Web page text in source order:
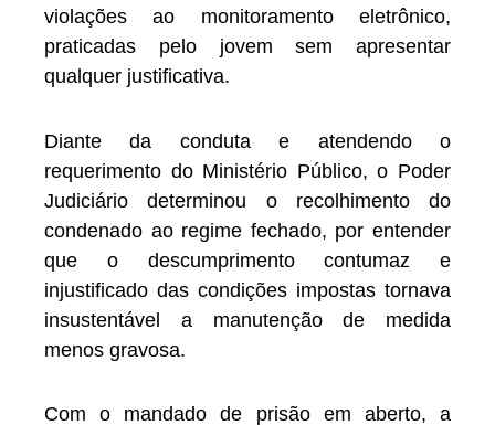
violações ao monitoramento eletrônico,
praticadas pelo jovem sem apresentar
qualquer justificativa.
Diante da conduta e atendendo o
requerimento do Ministério Público, o Poder
Judiciário determinou o recolhimento do
condenado ao regime fechado, por entender
que o descumprimento contumaz e
injustificado das condições impostas tornava
insustentável a manutenção de medida
menos gravosa.
Com o mandado de prisão em aberto, a